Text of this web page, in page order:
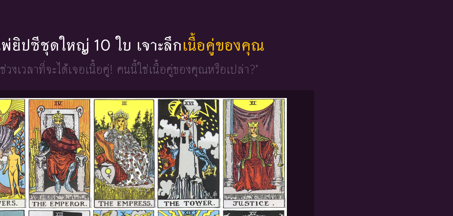
ยิปซีชุดใหญ่ 10 ใบ เจาะลึกเนื้อคู่ของคุณ
วงเวลาที่จะได้เจอเนื้อคู่! คนนี้ใช่เนื้อคู่ของคุณหรือเปล่า?"